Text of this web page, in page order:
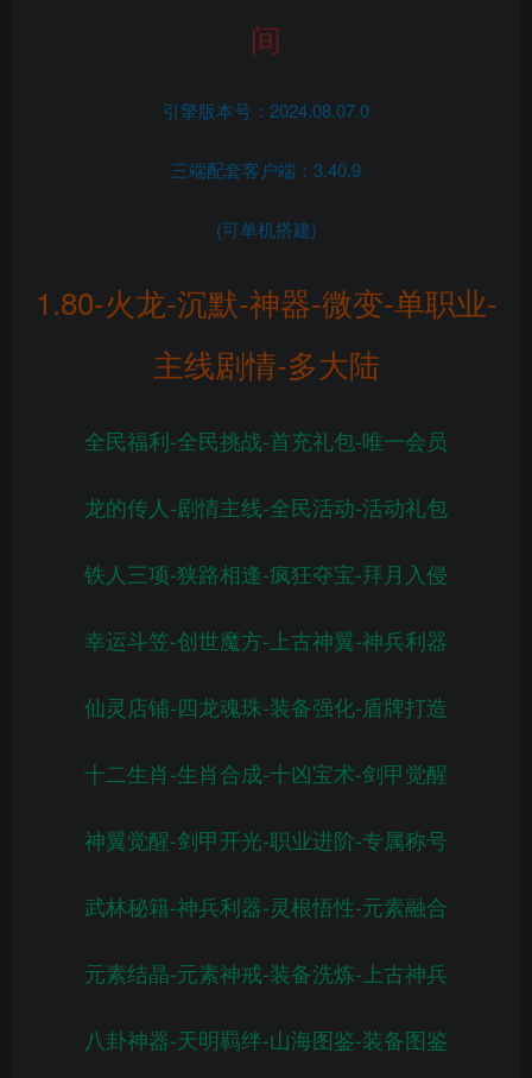
间
引擎版本号：2024.08.07.0
三端配套客户端：3.40.9
(可单机搭建)
1.80-火龙-沉默-神器-微变-单职业-
主线剧情-多大陆
全民福利-全民挑战-首充礼包-唯一会员
龙的传人-剧情主线-全民活动-活动礼包
铁人三项-狭路相逢-疯狂夺宝-拜月入侵
幸运斗笠-创世魔方-上古神翼-神兵利器
仙灵店铺-四龙魂珠-装备强化-盾牌打造
十二生肖-生肖合成-十凶宝术-剑甲觉醒
神翼觉醒-剑甲开光-职业进阶-专属称号
武林秘籍-神兵利器-灵根悟性-元素融合
元素结晶-元素神戒-装备洗炼-上古神兵
八卦神器-天明羁绊-山海图鉴-装备图鉴